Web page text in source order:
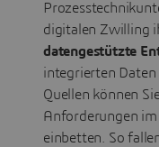
digitalen Zwilling
datengestützte
integrierten Daten
Quellen können
Anforderungen
einbetten. So